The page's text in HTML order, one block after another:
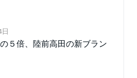
５倍、陸前高田の新ブラン